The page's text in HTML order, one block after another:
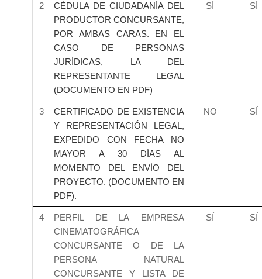
2
CÉDULA DE CIUDADANÍA DEL
PRODUCTOR CONCURSANTE,
POR AMBAS CARAS. EN EL
CASO DE PERSONAS
JURÍDICAS, LA DEL
REPRESENTANTE LEGAL
(DOCUMENTO EN PDF)
SÍ SÍ
3
CERTIFICADO DE EXISTENCIA
Y REPRESENTACIÓN LEGAL,
EXPEDIDO CON FECHA NO
MAYOR A 30 DÍAS AL
MOMENTO DEL ENVÍO DEL
PROYECTO. (DOCUMENTO EN
PDF).
NO SÍ
4
PERFIL DE LA EMPRESA
CINEMATOGRÁFICA
CONCURSANTE O DE LA
PERSONA NATURAL
CONCURSANTE Y LISTA DE
SÍ SÍ